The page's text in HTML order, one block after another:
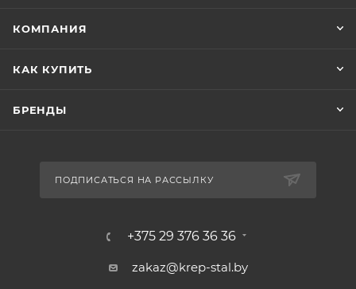
КОМПАНИЯ
КАК КУПИТЬ
БРЕНДЫ
ПОДПИСАТЬСЯ НА РАССЫЛКУ
+375 29 376 36 36
zakaz@krep-stal.by